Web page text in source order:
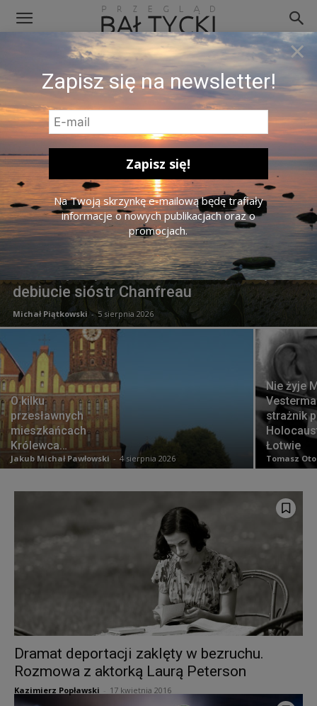
KULTURA
Idziemy do cyrku, czyli co kryje się w
Sercu Żyrafy? Kilka słów o książkowym
debiucie sióstr Chanfreau
Michał Piątkowski - 5 sierpnia 2026
O kilku
przesławnych
mieszkańcach
Królewca…
Jakub Michał Pawłowski - 4 sierpnia 2026
Nie żyje
strażnik
Łotwie
Tomasz
Dramat deportacji zaklęty w bezruchu.
Rozmowa z aktorką Laurą Peterson
Kazimierz Popławski 17 kwietnia 2016
×
Zapisz się na newsletter!
Na Twoją skrzynkę e-mailową będę trafiały
informacje o nowych publikacjach oraz o
promocjach.